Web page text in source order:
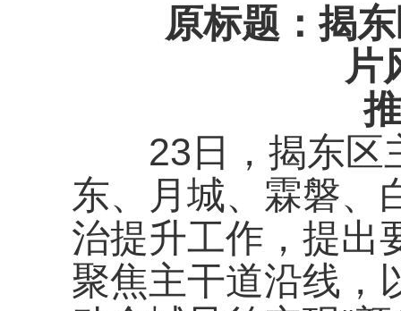
原标题：揭东
片
23日，揭东区
东、月城、霖磐、
治提升工作，提出
聚焦主干道沿线，